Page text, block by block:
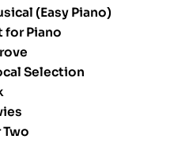
(Easy Piano)
for Piano
Selection